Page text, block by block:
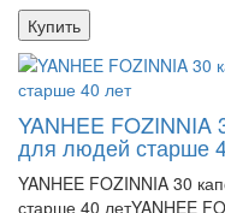
Купить
YANHEE FOZINNIA
для людей старше
YANHEE FOZINNIA 30
старше 40 летYANHEE